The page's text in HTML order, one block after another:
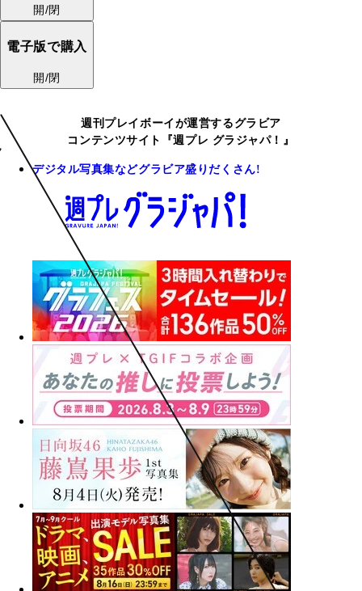
開/閉
電子版で購入
開/閉
週刊プレイボーイが運営するグラビア
コンテンツサイト『週プレ グラジャパ！』
デジタル写真集などグラビア盛りだくさん!